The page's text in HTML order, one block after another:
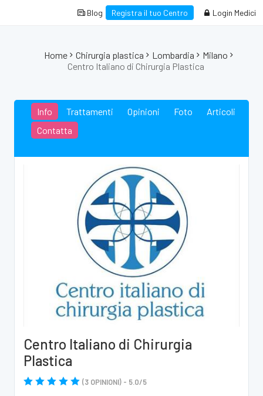
Blog Registra il tuo Centro Login Medici
Home Chirurgia plastica Lombardia
Milano
Centro Italiano di Chirurgia Plastica
Info Trattamenti Opinioni Foto
Articoli
Contatta
Centro Italiano di Chirurgia
Plastica
(3 OPINIONI) - 5.0/5